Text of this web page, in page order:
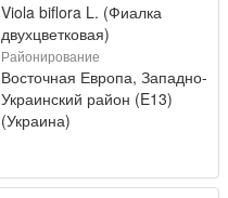
Viola biflora L. (Фиалка
двухцветковая)
Районирование
Восточная Европа, Западно-
Украинский район (E13)
(Украина)